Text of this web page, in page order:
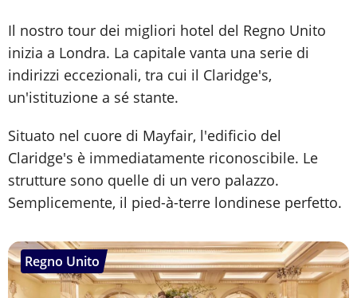
Il nostro tour dei migliori hotel del Regno Unito
inizia a Londra. La capitale vanta una serie di
indirizzi eccezionali, tra cui il Claridge's,
un'istituzione a sé stante.
Situato nel cuore di Mayfair, l'edificio del
Claridge's è immediatamente riconoscibile. Le
strutture sono quelle di un vero palazzo.
Semplicemente, il pied-à-terre londinese perfetto.
Regno Unito